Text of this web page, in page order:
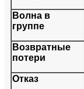
Волна в
группе
Возвратные
потери
Отказ